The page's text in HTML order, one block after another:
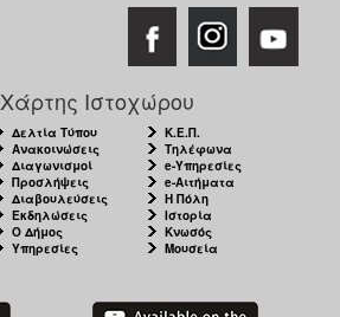
Χάρτης Ιστοχώρου
Δελτία Τύπου
Ανακοινώσεις
Διαγωνισμοί
Προσλήψεις
Διαβουλεύσεις
Εκδηλώσεις
Ο Δήμος
Υπηρεσίες
Κ.Ε.Π.
Τηλέφωνα
e-Υπηρεσίες
e-Αιτήματα
Η Πόλη
Ιστορία
Κνωσός
Μουσεία